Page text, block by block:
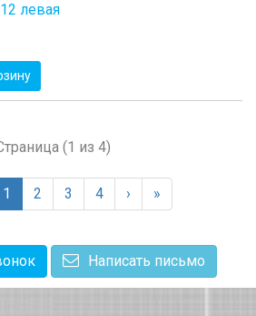
левая
(1 из 4)
1 2 3 4 › »
Написать письмо